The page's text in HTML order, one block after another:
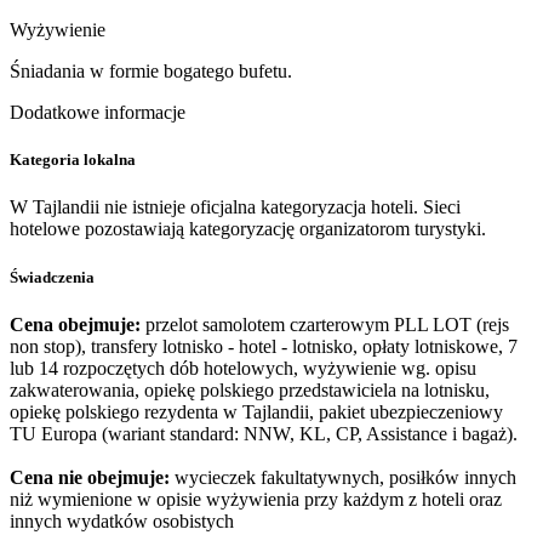
Wyżywienie
Śniadania w formie bogatego bufetu.
Dodatkowe informacje
Kategoria lokalna
W Tajlandii nie istnieje oficjalna kategoryzacja hoteli. Sieci
hotelowe pozostawiają kategoryzację organizatorom turystyki.
Świadczenia
Cena obejmuje: przelot samolotem czarterowym PLL LOT (rejs
non stop), transfery lotnisko - hotel - lotnisko, opłaty lotniskowe, 7
lub 14 rozpoczętych dób hotelowych, wyżywienie wg. opisu
zakwaterowania, opiekę polskiego przedstawiciela na lotnisku,
opiekę polskiego rezydenta w Tajlandii, pakiet ubezpieczeniowy
TU Europa (wariant standard: NNW, KL, CP, Assistance i bagaż).
Cena nie obejmuje: wycieczek fakultatywnych, posiłków innych
niż wymienione w opisie wyżywienia przy każdym z hoteli oraz
innych wydatków osobistych